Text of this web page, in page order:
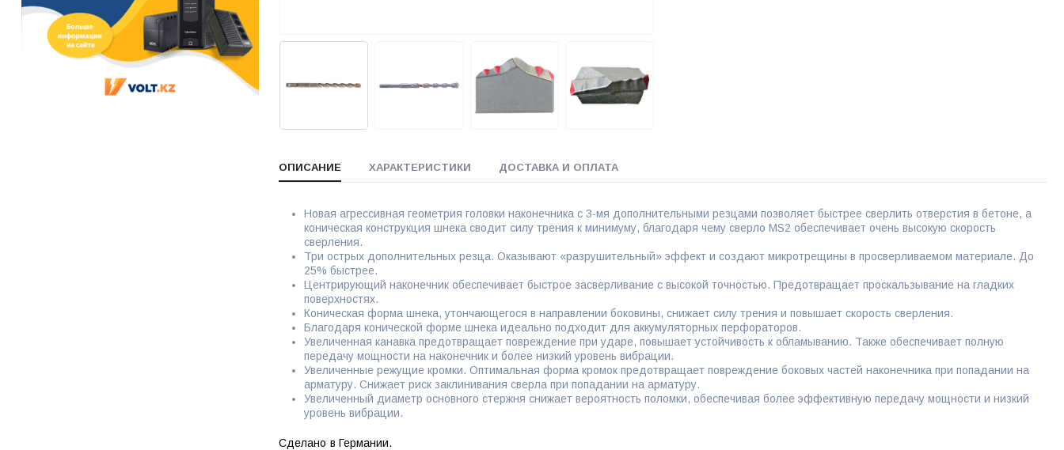
ОПИСАНИЕ ХАРАКТЕРИСТИКИ ДОСТАВКА И ОПЛАТА
Новая агрессивная геометрия головки наконечника с 3-мя дополнительными резцами позволяет быстрее сверлить отверстия в бетоне, а
коническая конструкция шнека сводит силу трения к минимуму, благодаря чему сверло MS2 обеспечивает очень высокую скорость
сверления.
Три острых дополнительных резца. Оказывают «разрушительный» эффект и создают микротрещины в просверливаемом материале. До
25% быстрее.
Центрирующий наконечник обеспечивает быстрое засверливание с высокой точностью. Предотвращает проскальзывание на гладких
поверхностях.
Коническая форма шнека, утончающегося в направлении боковины, снижает силу трения и повышает скорость сверления.
Благодаря конической форме шнека идеально подходит для аккумуляторных перфораторов.
Увеличенная канавка предотвращает повреждение при ударе, повышает устойчивость к обламыванию. Также обеспечивает полную
передачу мощности на наконечник и более низкий уровень вибрации.
Увеличенные режущие кромки. Оптимальная форма кромок предотвращает повреждение боковых частей наконечника при попадании на
арматуру. Снижает риск заклинивания сверла при попадании на арматуру.
Увеличенный диаметр основного стержня снижает вероятность поломки, обеспечивая более эффективную передачу мощности и низкий
уровень вибрации.
Сделано в Германии.